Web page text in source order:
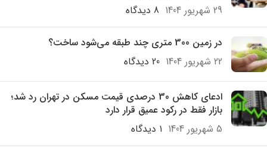
29 شهریور 1404
8 دیدگاه
در زمین 300 متری چند طبقه می‌شود ساخت؟
22 شهریور 1404
20 دیدگاه
ادعای کاهش 30 درصدی قیمت مسکن در تهران رد شد؛
بازار فقط در رکود عمیق قرار دارد
5 شهریور 1404
۱ دیدگاه